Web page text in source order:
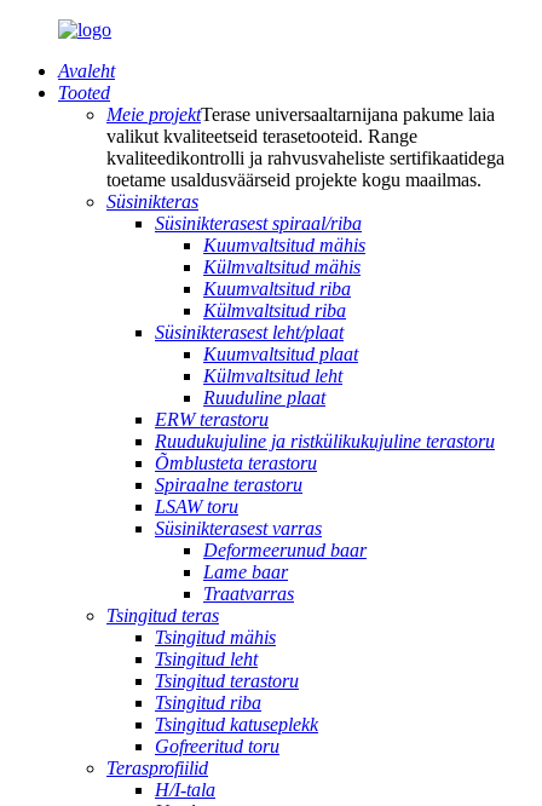
Avaleht
Tooted
Meie projektTerase universaaltarnijana pakume laia
valikut kvaliteetseid terasetooteid. Range
kvaliteedikontrolli ja rahvusvaheliste sertifikaatidega
toetame usaldusväärseid projekte kogu maailmas.
Süsinikteras
Süsinikterasest spiraal/riba
Kuumvaltsitud mähis
Külmvaltsitud mähis
Kuumvaltsitud riba
Külmvaltsitud riba
Süsinikterasest leht/plaat
Kuumvaltsitud plaat
Külmvaltsitud leht
Ruuduline plaat
ERW terastoru
Ruudukujuline ja ristkülikukujuline terastoru
Õmblusteta terastoru
Spiraalne terastoru
LSAW toru
Süsinikterasest varras
Deformeerunud baar
Lame baar
Traatvarras
Tsingitud teras
Tsingitud mähis
Tsingitud leht
Tsingitud terastoru
Tsingitud riba
Tsingitud katuseplekk
Gofreeritud toru
Terasprofiilid
H/I-tala